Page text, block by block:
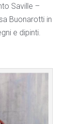
Saville –
Buonarotti in
e dipinti.